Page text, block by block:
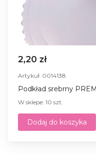
2,20 zł
Artykuł: 0014138
Podkład srebrny
W sklepe: 10 szt.
Dodaj do koszyka